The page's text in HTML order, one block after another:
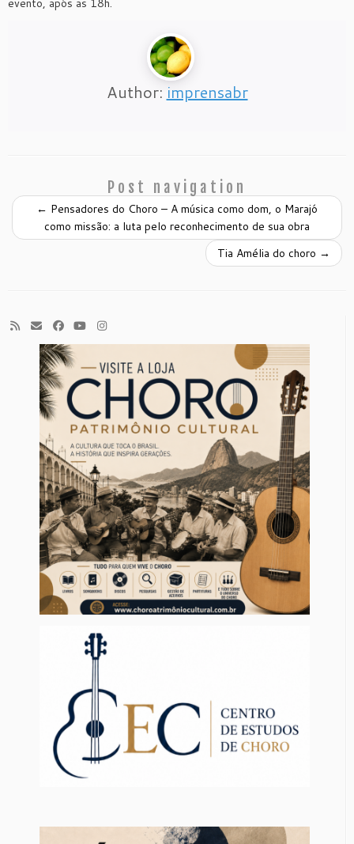
evento, após as 18h.
Author: imprensabr
Post navigation
← Pensadores do Choro – A música como dom, o Marajó
como missão: a luta pelo reconhecimento de sua obra
Tia Amélia do choro →